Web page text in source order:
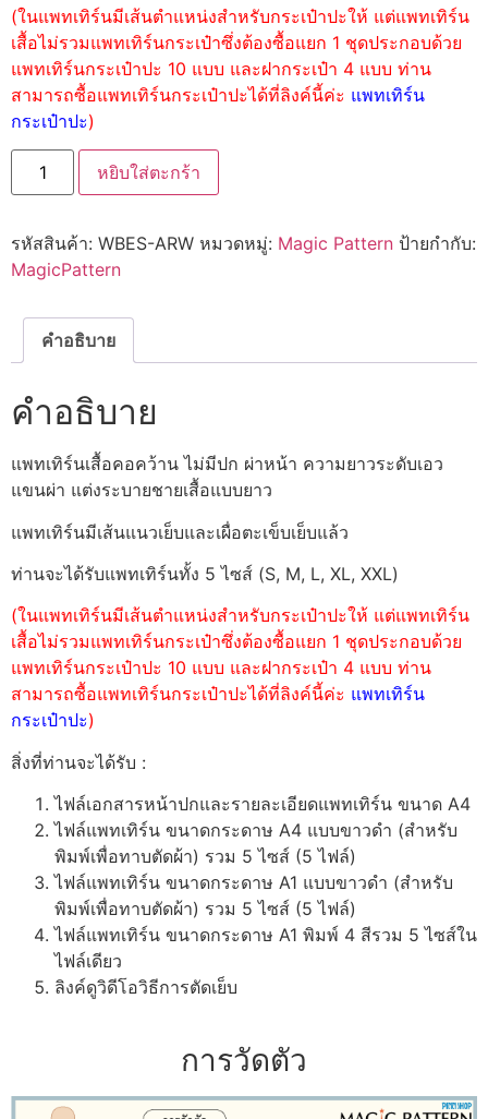
(ในแพทเทิร์นมีเส้นตำแหน่งสำหรับกระเป๋าปะให้ แต่แพทเทิร์น
เสื้อไม่รวมแพทเทิร์นกระเป๋าซึ่งต้องซื้อแยก 1 ชุดประกอบด้วย
แพทเทิร์นกระเป๋าปะ 10 แบบ และฝากระเป๋า 4 แบบ ท่าน
สามารถซื้อแพทเทิร์นกระเป๋าปะได้ที่ลิงค์นี้ค่ะ แพทเทิร์น
กระเป๋าปะ)
หยิบใส่ตะกร้า
รหัสสินค้า: WBES-ARW หมวดหมู่: Magic Pattern ป้ายกำกับ:
MagicPattern
คำอธิบาย
คำอธิบาย
แพทเทิร์นเสื้อคอคว้าน ไม่มีปก ผ่าหน้า ความยาวระดับเอว
แขนผ่า แต่งระบายชายเสื้อแบบยาว
แพทเทิร์นมีเส้นแนวเย็บและเผื่อตะเข็บเย็บแล้ว
ท่านจะได้รับแพทเทิร์นทั้ง 5 ไซส์ (S, M, L, XL, XXL)
(ในแพทเทิร์นมีเส้นตำแหน่งสำหรับกระเป๋าปะให้ แต่แพทเทิร์น
เสื้อไม่รวมแพทเทิร์นกระเป๋าซึ่งต้องซื้อแยก 1 ชุดประกอบด้วย
แพทเทิร์นกระเป๋าปะ 10 แบบ และฝากระเป๋า 4 แบบ ท่าน
สามารถซื้อแพทเทิร์นกระเป๋าปะได้ที่ลิงค์นี้ค่ะ แพทเทิร์น
กระเป๋าปะ)
สิ่งที่ท่านจะได้รับ :
ไฟล์เอกสารหน้าปกและรายละเอียดแพทเทิร์น ขนาด A4
ไฟล์แพทเทิร์น ขนาดกระดาษ A4 แบบขาวดำ (สำหรับ
พิมพ์เพื่อทาบตัดผ้า) รวม 5 ไซส์ (5 ไฟล์)
ไฟล์แพทเทิร์น ขนาดกระดาษ A1 แบบขาวดำ (สำหรับ
พิมพ์เพื่อทาบตัดผ้า) รวม 5 ไซส์ (5 ไฟล์)
ไฟล์แพทเทิร์น ขนาดกระดาษ A1 พิมพ์ 4 สีรวม 5 ไซส์ใน
ไฟล์เดียว
ลิงค์ดูวิดีโอวิธีการตัดเย็บ
การวัดตัว